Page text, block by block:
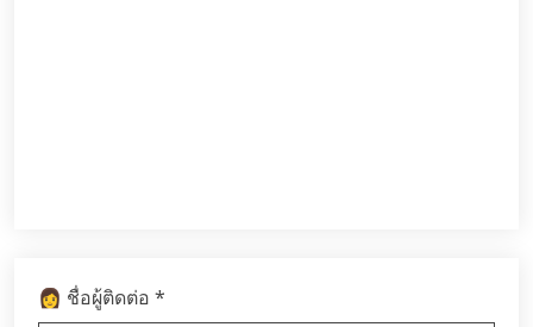
👩 ชื่อผู้ติดต่อ *